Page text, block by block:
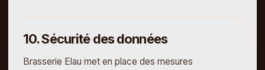
10. Sécurité des données
Brasserie Elau met en place des mesures